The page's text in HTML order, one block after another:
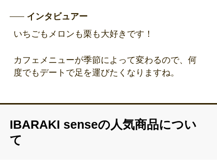
インタビュアー
いちごもメロンも栗も大好きです！
カフェメニューが季節によって変わるので、何
度でもデートで足を運びたくなりますね。
IBARAKI senseの人気商品につい
て